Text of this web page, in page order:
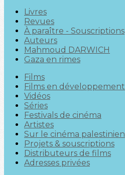
Livres
Revues
À paraître - Souscriptions
Auteurs
Mahmoud DARWICH
Gaza en rimes
Films
Films en développement
Vidéos
Séries
Festivals de cinéma
Artistes
Sur le cinéma palestinien
Projets & souscriptions
Distributeurs de films
Adresses privées